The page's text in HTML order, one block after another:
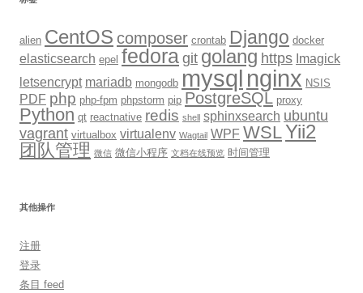
alien CentOS composer crontab Django docker
elasticsearch epel fedora git golang https Imagick
letsencrypt mariadb mongodb mysql nginx NSIS
PDF php php-fpm phpstorm pip PostgreSQL proxy
Python qt reactnative redis shell sphinxsearch ubuntu
vagrant virtualbox virtualenv Wagtail WPF WSLYii2
团队管理 微信 微信小程序 文档在线预览 时间管理
其他操作
注册
登录
条目 feed